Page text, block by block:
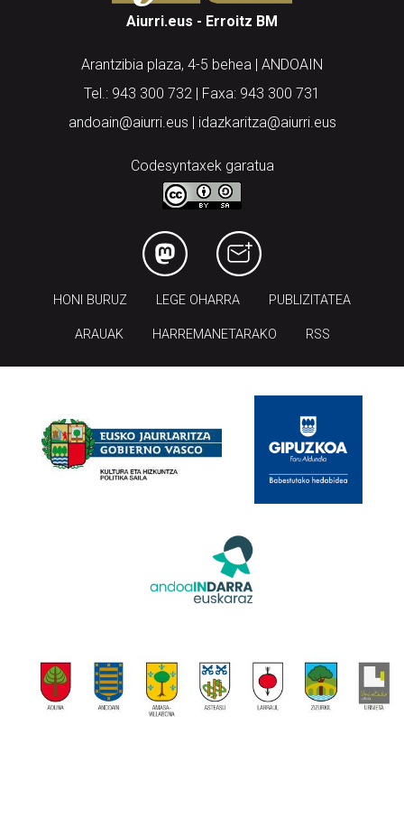
Aiurri.eus - Erroitz BM
Arantzibia plaza, 4-5 behea | ANDOAIN
Tel.: 943 300 732 | Faxa: 943 300 731
andoain@aiurri.eus | idazkaritza@aiurri.eus
Codesyntaxek garatua
HONI BURUZ LEGE OHARRA PUBLIZITATEA
ARAUAK HARREMANETARAKO RSS